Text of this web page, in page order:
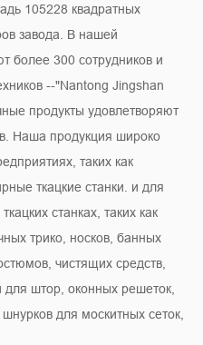
105228 квадратных
завода. В нашей
более 300 сотрудников и
--"Nantong Jingshan
продукты удовлетворяют
Наша продукция широко
таких как
ткацкие станки. и для
станках, таких как
трико, носков, банных
чистящих средств,
для штор, оконных решеток,
для москитных сеток,